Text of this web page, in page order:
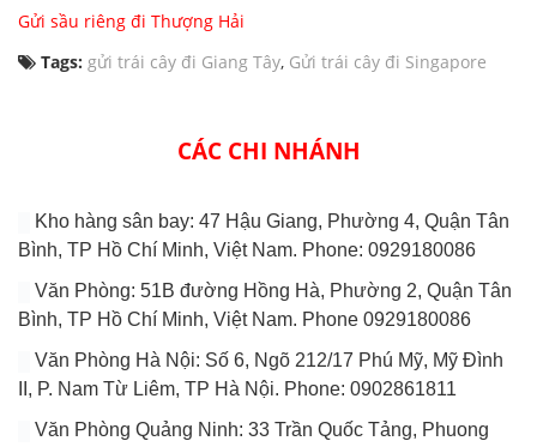
Gửi sầu riêng đi Thượng Hải
Tags: gửi trái cây đi Giang Tây, Gửi trái cây đi Singapore
CÁC CHI NHÁNH
Kho hàng sân bay: 47 Hậu Giang, Phường 4, Quận Tân
Bình, TP Hồ Chí Minh, Việt Nam. Phone: 0929180086
Văn Phòng: 51B đường Hồng Hà, Phường 2, Quận Tân
Bình, TP Hồ Chí Minh, Việt Nam. Phone 0929180086
Văn Phòng Hà Nội: Số 6, Ngõ 212/17 Phú Mỹ, Mỹ Đình
II, P. Nam Từ Liêm, TP Hà Nội. Phone: 0902861811
Văn Phòng Quảng Ninh: 33 Trần Quốc Tảng, Phuong